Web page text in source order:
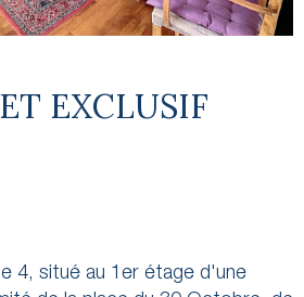
EXCLUSIF
4, situé au 1er étage d'une